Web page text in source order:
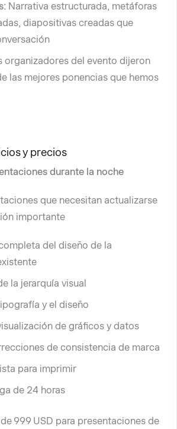
Narrativa estructurada, metáforas
diapositivas creadas que
organizadores del evento dijeron
las mejores ponencias que hemos
y precios
durante la noche
que necesitan actualizarse
importante
del diseño de la
la jerarquía visual
y el diseño
de gráficos y datos
de consistencia de marca
para imprimir
de 24 horas
999 USD para presentaciones de